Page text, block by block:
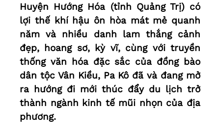
Huyện Hướng Hóa (tỉnh Quảng Trị) có
lợi thế khí hậu ôn hòa mát mẻ quanh
năm và nhiều danh lam thắng cảnh
đẹp, hoang sơ, kỳ vĩ, cùng với truyền
thống văn hóa đặc sắc của đồng bào
dân tộc Vân Kiều, Pa Kô đã và đang mở
ra hướng đi mới thúc đẩy du lịch trở
thành ngành kinh tế mũi nhọn của địa
phương.